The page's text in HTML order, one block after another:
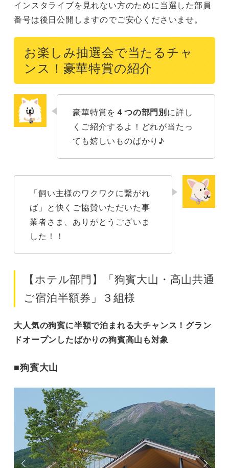
インスタライブを見れない方のために当選した部員
番号は後日公開しますのでご安心くださいませ。
お楽しみ抽選会で当たるチャ
ンス！豪華特賞の紹介
豪華特賞を ４つの部門別に詳し
くご紹介するよ！どれが当たっ
ても嬉しいものばかり♪
「飼い主様のワクワクに繋がれ
ば」と快くご協賛いただいた事
業者さま、ありがとうございま
した！！
【ホテル部門】「狗賓大山・高山共通
ご宿泊半額券」３組様
大人気の狗賓に半額で泊まれる大チャンス！グラン
ドオープンしたばかりの狗賓高山も対象
■狗賓大山